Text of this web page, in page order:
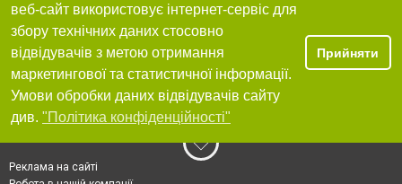
веб-сайт використовує інтернет-сервіс для
збору технічних даних стосовно
відвідувачів з метою отримання
маркетингової та статистичної інформації.
Умови обробки даних відвідувачів сайту
див. "Політика конфіденційності"
Прийняти
Реклама на сайті